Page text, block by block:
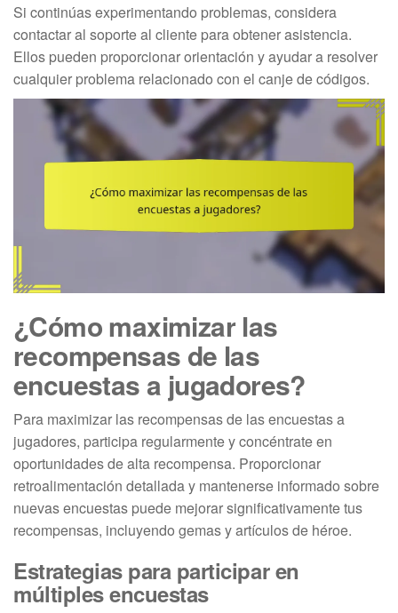
Si continúas experimentando problemas, considera
contactar al soporte al cliente para obtener asistencia.
Ellos pueden proporcionar orientación y ayudar a resolver
cualquier problema relacionado con el canje de códigos.
¿Cómo maximizar las
recompensas de las
encuestas a jugadores?
Para maximizar las recompensas de las encuestas a
jugadores, participa regularmente y concéntrate en
oportunidades de alta recompensa. Proporcionar
retroalimentación detallada y mantenerse informado sobre
nuevas encuestas puede mejorar significativamente tus
recompensas, incluyendo gemas y artículos de héroe.
Estrategias para participar en
múltiples encuestas